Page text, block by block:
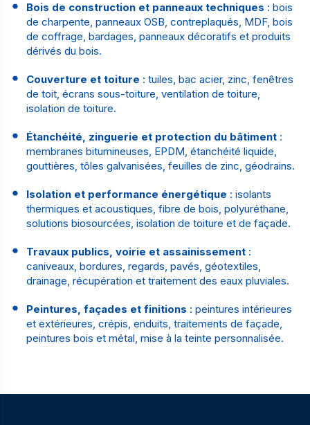
Bois de construction et panneaux techniques : bois
de charpente, panneaux OSB, contreplaqués, MDF, bois
de coffrage, bardages, panneaux décoratifs et produits
dérivés du bois.
Couverture et toiture : tuiles, bac acier, zinc, fenêtres
de toit, écrans sous-toiture, ventilation de toiture,
isolation de toiture.
Étanchéité, zinguerie et protection du bâtiment :
membranes bitumineuses, EPDM, étanchéité liquide,
gouttières, tôles galvanisées, feuilles de zinc, géodrains.
Isolation et performance énergétique : isolants
thermiques et acoustiques, fibre de bois, polyuréthane,
solutions biosourcées, isolation de toiture et de façade.
Travaux publics, voirie et assainissement :
caniveaux, bordures, regards, pavés, géotextiles,
drainage, récupération et traitement des eaux pluviales.
Peintures, façades et finitions : peintures intérieures
et extérieures, crépis, enduits, traitements de façade,
peintures bois et métal, mise à la teinte personnalisée.